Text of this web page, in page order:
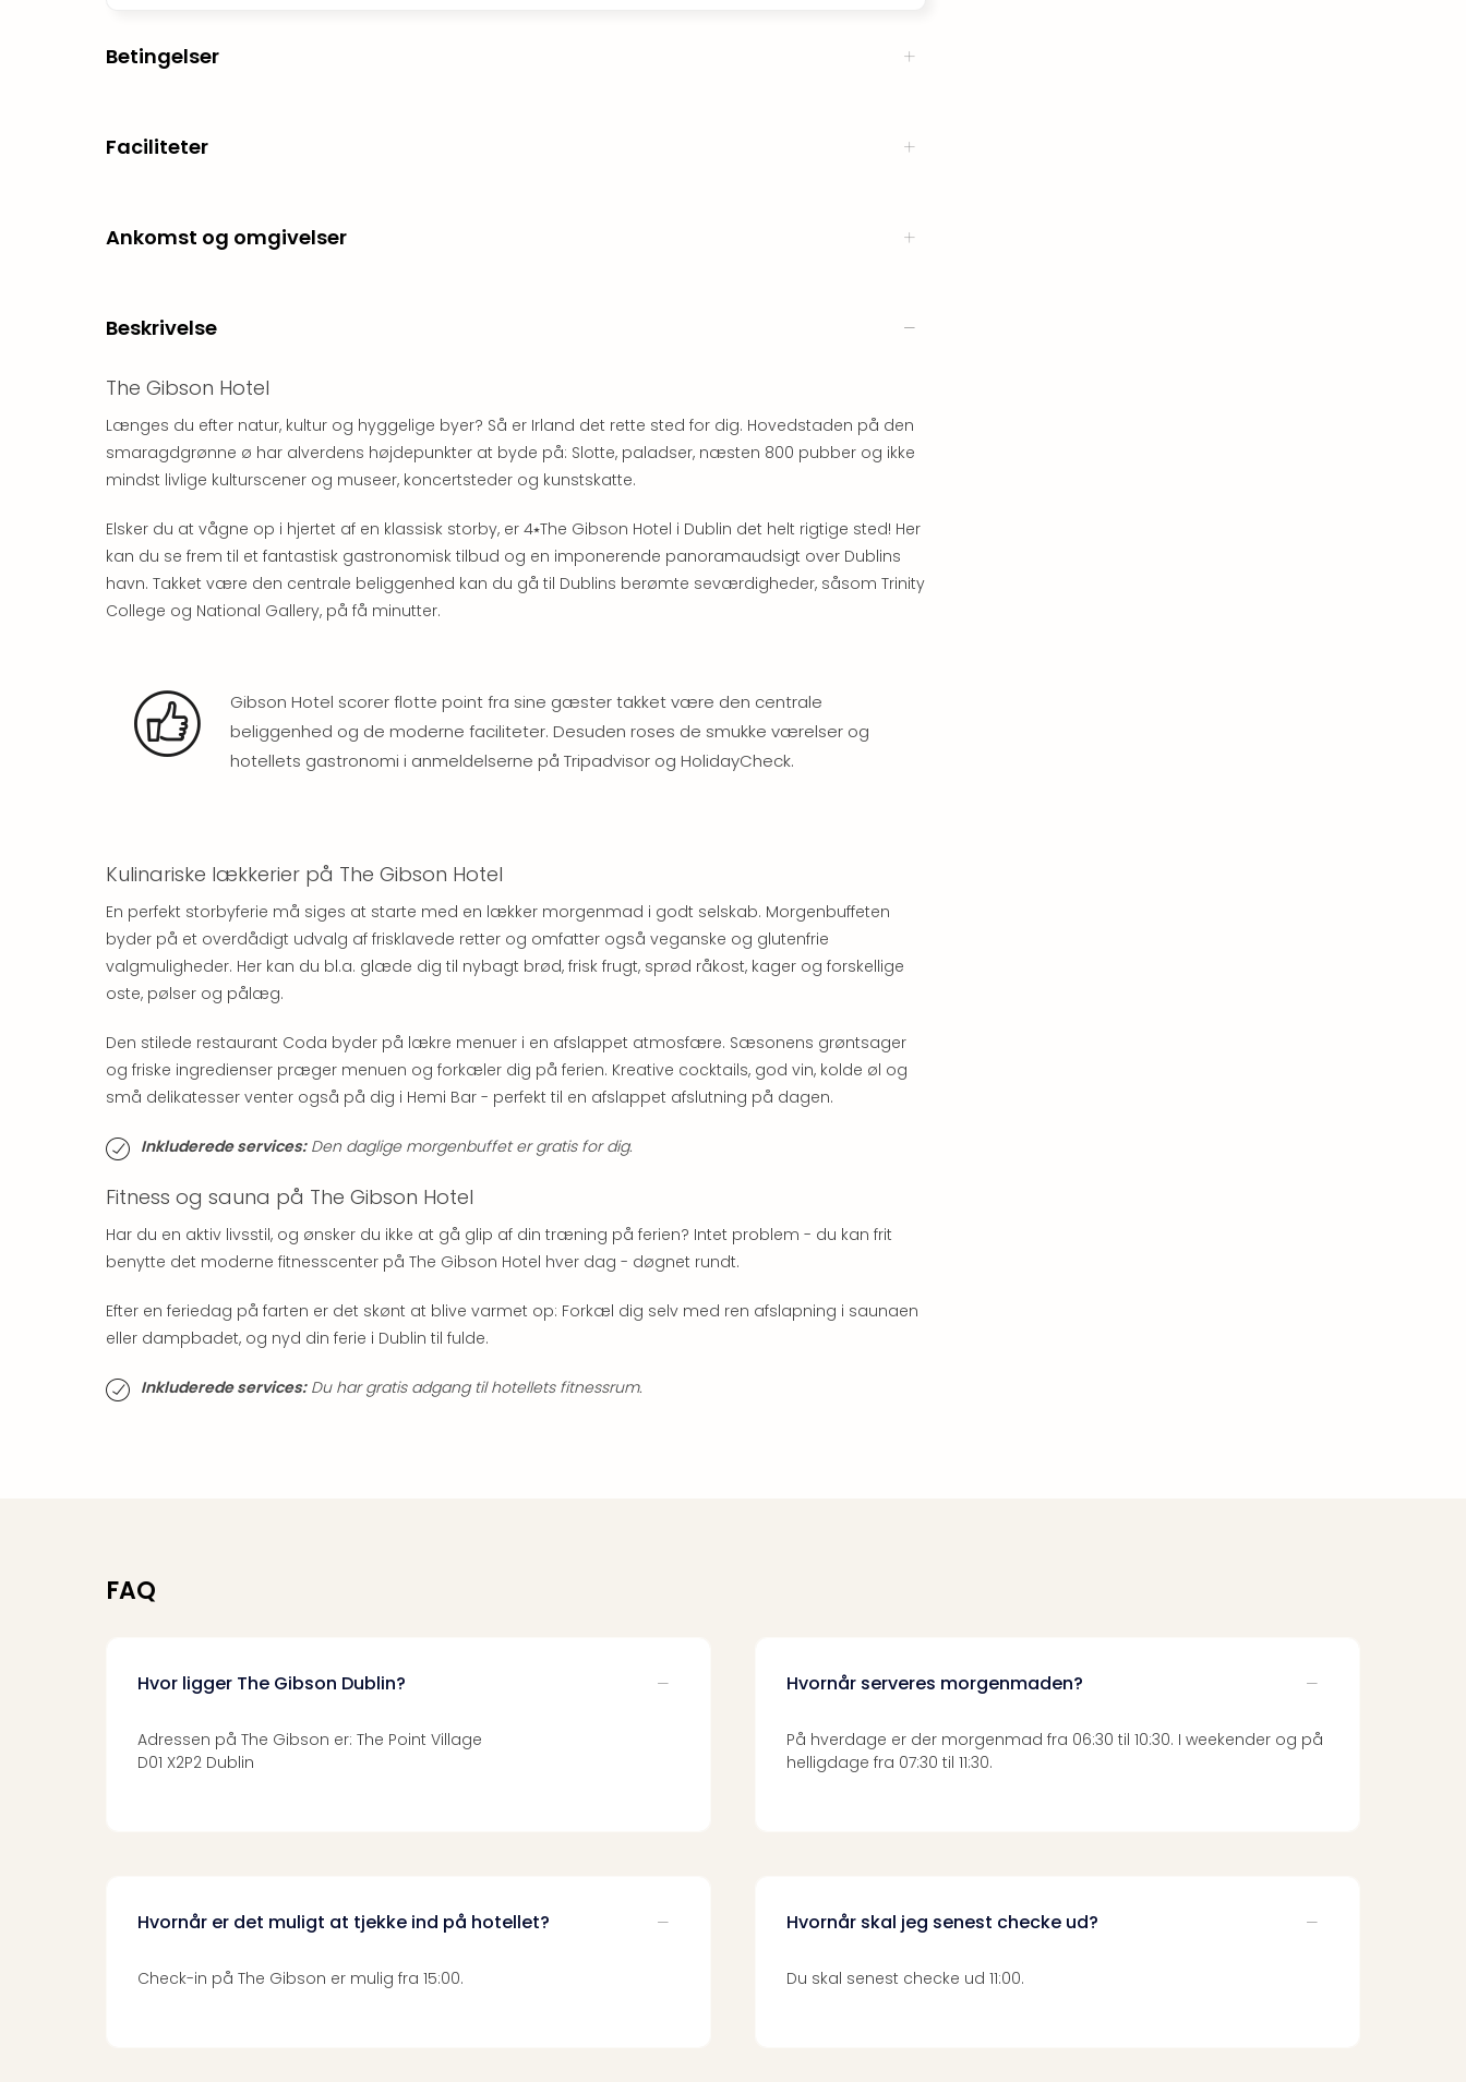
Betingelser
Faciliteter
Ankomst og omgivelser
Beskrivelse
The Gibson Hotel
Længes du efter natur, kultur og hyggelige byer? Så er Irland det rette sted for dig. Hovedstaden på den
smaragdgrønne ø har alverdens højdepunkter at byde på: Slotte, paladser, næsten 800 pubber og ikke
mindst livlige kulturscener og museer, koncertsteder og kunstskatte.
Elsker du at vågne op i hjertet af en klassisk storby, er 4⭑The Gibson Hotel i Dublin det helt rigtige sted! Her
kan du se frem til et fantastisk gastronomisk tilbud og en imponerende panoramaudsigt over Dublins
havn. Takket være den centrale beliggenhed kan du gå til Dublins berømte seværdigheder, såsom Trinity
College og National Gallery, på få minutter.
Gibson Hotel scorer flotte point fra sine gæster takket være den centrale
beliggenhed og de moderne faciliteter. Desuden roses de smukke værelser og
hotellets gastronomi i anmeldelserne på Tripadvisor og HolidayCheck.
Kulinariske lækkerier på The Gibson Hotel
En perfekt storbyferie må siges at starte med en lækker morgenmad i godt selskab. Morgenbuffeten
byder på et overdådigt udvalg af frisklavede retter og omfatter også veganske og glutenfrie
valgmuligheder. Her kan du bl.a. glæde dig til nybagt brød, frisk frugt, sprød råkost, kager og forskellige
oste, pølser og pålæg.
Den stilede restaurant Coda byder på lækre menuer i en afslappet atmosfære. Sæsonens grøntsager
og friske ingredienser præger menuen og forkæler dig på ferien. Kreative cocktails, god vin, kolde øl og
små delikatesser venter også på dig i Hemi Bar - perfekt til en afslappet afslutning på dagen.
Inkluderede services:Den daglige morgenbuffet er gratis for dig.
Fitness og sauna på The Gibson Hotel
Har du en aktiv livsstil, og ønsker du ikke at gå glip af din træning på ferien? Intet problem - du kan frit
benytte det moderne fitnesscenter på The Gibson Hotel hver dag - døgnet rundt.
Efter en feriedag på farten er det skønt at blive varmet op: Forkæl dig selv med ren afslapning i saunaen
eller dampbadet, og nyd din ferie i Dublin til fulde.
Inkluderede services:Du har gratis adgang til hotellets fitnessrum.
FAQ
Hvor ligger The Gibson Dublin?
Adressen på The Gibson er: The Point Village
D01 X2P2 Dublin
Hvornår er det muligt at tjekke ind på hotellet?
Check-in på The Gibson er mulig fra 15:00.
Hvornår serveres morgenmaden?
På hverdage er der morgenmad fra 06:30 til 10:30. I weekender og på
helligdage fra 07:30 til 11:30.
Hvornår skal jeg senest checke ud?
Du skal senest checke ud 11:00.